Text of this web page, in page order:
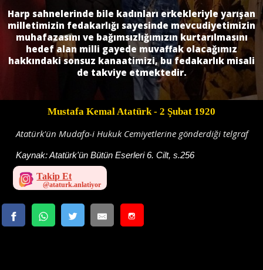
Harp sahnelerinde bile kadınları erkekleriyle yarışan
milletimizin fedakarlığı sayesinde mevcudiyetimizin
muhafazasını ve bağımsızlığımızın kurtarılmasını
hedef alan milli gayede muvaffak olacağımız
hakkındaki sonsuz kanaatimizi, bu fedakarlık misali
de takviye etmektedir.
Mustafa Kemal Atatürk - 2 Şubat 1920
Atatürk'ün Mudafa-i Hukuk Cemiyetlerine gönderdiği telgraf
Kaynak:Atatürk'ün Bütün Eserleri 6. Cilt, s.256
Takip Et